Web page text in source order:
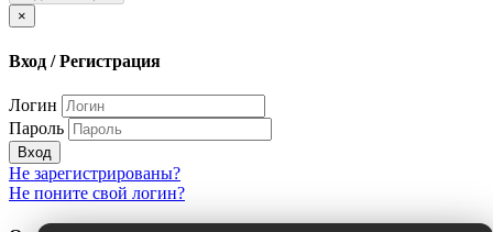
×
Вход / Регистрация
Логин
Пароль
Вход
Не зарегистрированы?
Не поните свой логин?